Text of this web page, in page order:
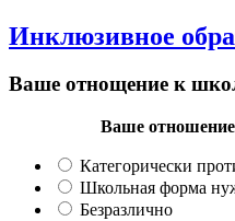
Инклюзивное
Ваше отнощение к
Ваше
Категорически
Школьная форма
Безразлично